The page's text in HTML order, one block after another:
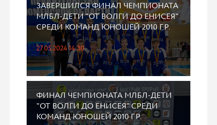
ЗАВЕРШИЛСЯ ФИНАЛ ЧЕМПИОНАТА
МЛБЛ-ДЕТИ "ОТ ВОЛГИ ДО ЕНИСЕЯ"
СРЕДИ КОМАНД ЮНОШЕЙ 2010 Г.Р.
27.05.2024 14:30
ФИНАЛ ЧЕМПИОНАТА МЛБЛ-ДЕТИ
"ОТ ВОЛГИ ДО ЕНИСЕЯ" СРЕДИ
КОМАНД ЮНОШЕЙ 2010 Г.Р.